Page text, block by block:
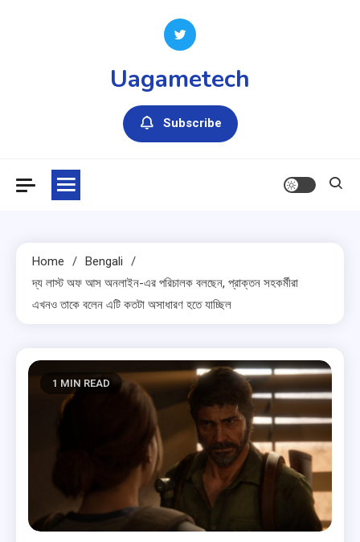
Uagametech
Subscribe
Home
Bengali
দ্য লাস্ট অফ আস অনলাইন-এর পরিচালক বলছেন, প্রাক্তন সহকর্মীরা
এখনও তাকে বলেন এটি কতটা অসাধারণ হতে যাচ্ছিল
1 MIN READ